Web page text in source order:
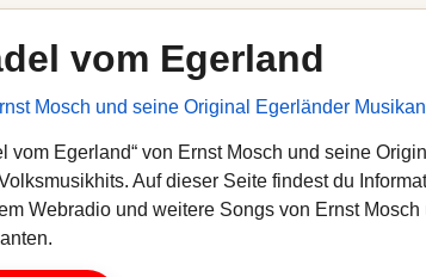
vom Egerland
Mosch und seine Original Egerländer
vom Egerland“ von Ernst Mosch und seine
Auf dieser Seite findest du
Webradio und weitere Songs von Ernst